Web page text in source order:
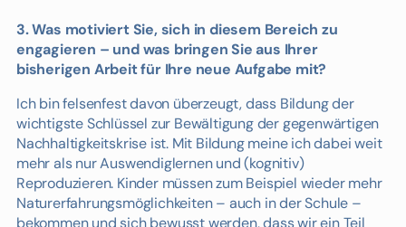
3. Was motiviert Sie, sich in diesem Bereich zu
engagieren – und was bringen Sie aus Ihrer
bisherigen Arbeit für Ihre neue Aufgabe mit?
Ich bin felsenfest davon überzeugt, dass Bildung der
wichtigste Schlüssel zur Bewältigung der gegenwärtigen
Nachhaltigkeitskrise ist. Mit Bildung meine ich dabei weit
mehr als nur Auswendiglernen und (kognitiv)
Reproduzieren. Kinder müssen zum Beispiel wieder mehr
Naturerfahrungsmöglichkeiten – auch in der Schule –
bekommen und sich bewusst werden, dass wir ein Teil